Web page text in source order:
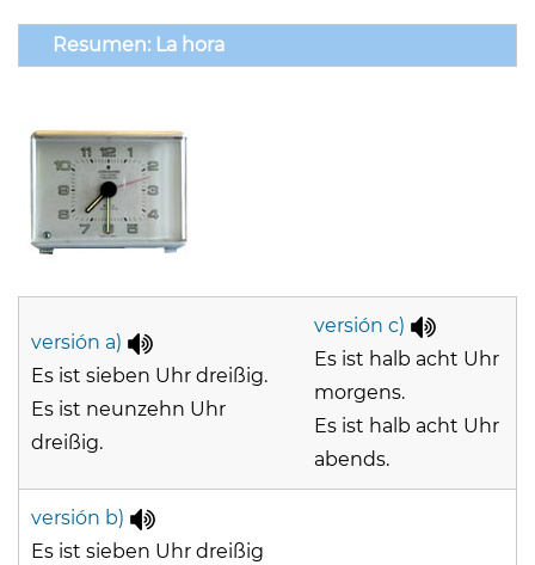
Resumen: La hora
versión a)
Es ist sieben Uhr dreißig.
Es ist neunzehn Uhr
dreißig.
versión c)
Es ist halb acht Uhr
morgens.
Es ist halb acht Uhr
abends.
versión b)
Es ist sieben Uhr dreißig